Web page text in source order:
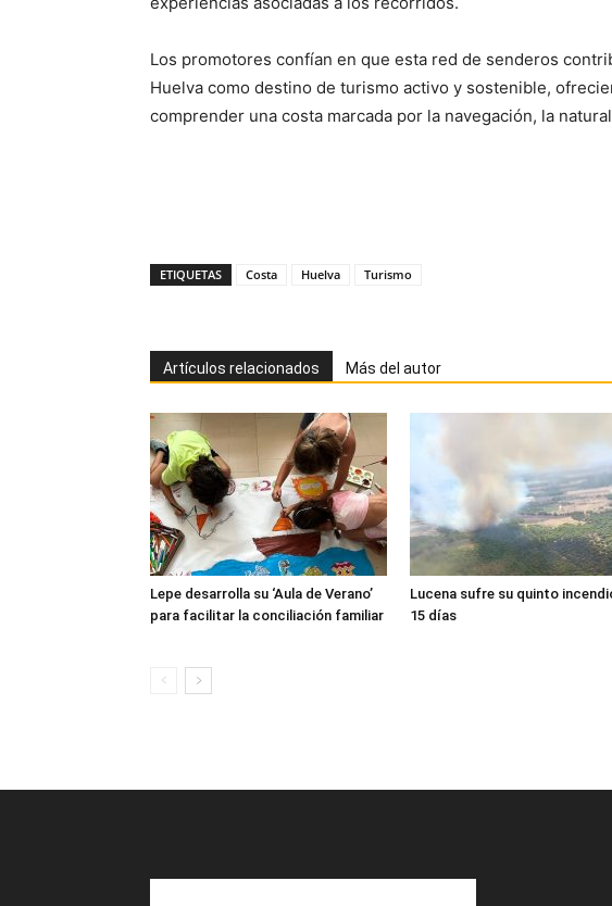
Los promotores confían en que esta red de senderos
Huelva como destino de turismo activo y sostenible,
comprender una costa marcada por la navegación, la
ETIQUETAS Costa Huelva Turismo
Artículos relacionados Más del autor
Lepe desarrolla su ‘Aula de Verano’
para facilitar la conciliación familiar
Lucena sufre su quinto
15 días